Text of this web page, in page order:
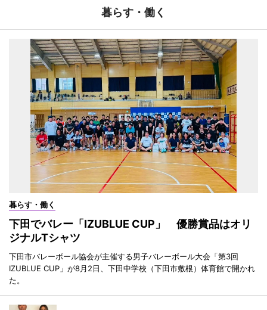
暮らす・働く
暮らす・働く
下田でバレー「IZUBLUE CUP」 優勝賞品はオリ
ジナルTシャツ
下田市バレーボール協会が主催する男子バレーボール大会「第3回
IZUBLUE CUP」が8月2日、下田中学校（下田市敷根）体育館で開かれ
た。